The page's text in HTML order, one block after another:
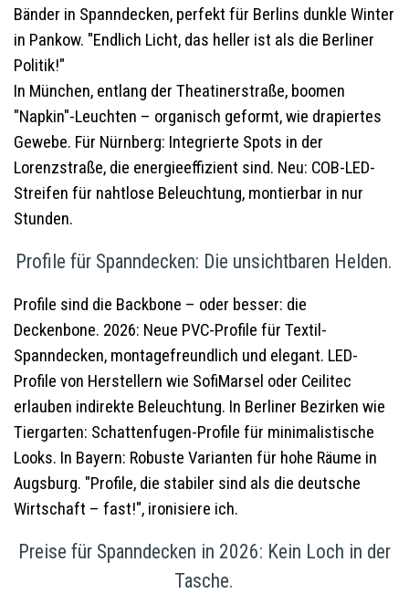
Bänder in Spanndecken, perfekt für Berlins dunkle Winter
in Pankow. "Endlich Licht, das heller ist als die Berliner
Politik!"
In München, entlang der Theatinerstraße, boomen
"Napkin"-Leuchten – organisch geformt, wie drapiertes
Gewebe. Für Nürnberg: Integrierte Spots in der
Lorenzstraße, die energieeffizient sind. Neu: COB-LED-
Streifen für nahtlose Beleuchtung, montierbar in nur
Stunden.
Profile für Spanndecken: Die unsichtbaren Helden.
Profile sind die Backbone – oder besser: die
Deckenbone. 2026: Neue PVC-Profile für Textil-
Spanndecken, montagefreundlich und elegant. LED-
Profile von Herstellern wie SofiMarsel oder Ceilitec
erlauben indirekte Beleuchtung. In Berliner Bezirken wie
Tiergarten: Schattenfugen-Profile für minimalistische
Looks. In Bayern: Robuste Varianten für hohe Räume in
Augsburg. "Profile, die stabiler sind als die deutsche
Wirtschaft – fast!", ironisiere ich.
Preise für Spanndecken in 2026: Kein Loch in der
Tasche.